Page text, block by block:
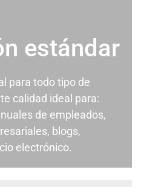
estándar
para todo tipo de
calidad ideal para:
de empleados,
blogs,
electrónico.